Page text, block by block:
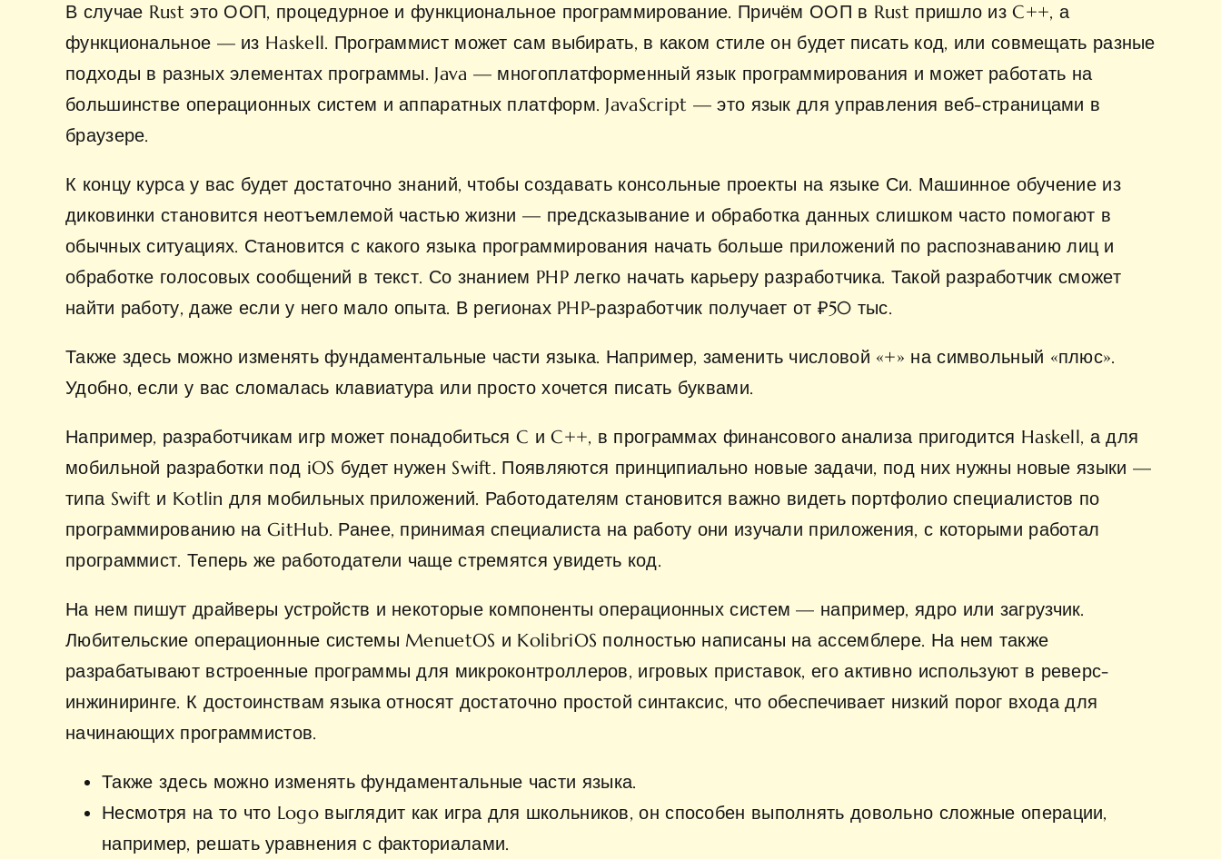
В случае Rust это ООП, процедурное и функциональное программирование. Причём ООП в Rust пришло из C++, а
функциональное — из Haskell. Программист может сам выбирать, в каком стиле он будет писать код, или совмещать разные
подходы в разных элементах программы. Java — многоплатформенный язык программирования и может работать на
большинстве операционных систем и аппаратных платформ. JavaScript — это язык для управления веб-страницами в
браузере.
К концу курса у вас будет достаточно знаний, чтобы создавать консольные проекты на языке Си. Машинное обучение из
диковинки становится неотъемлемой частью жизни — предсказывание и обработка данных слишком часто помогают в
обычных ситуациях. Становится с какого языка программирования начать больше приложений по распознаванию лиц и
обработке голосовых сообщений в текст. Со знанием PHP легко начать карьеру разработчика. Такой разработчик сможет
найти работу, даже если у него мало опыта. В регионах PHP-разработчик получает от ₽50 тыс.
Также здесь можно изменять фундаментальные части языка. Например, заменить числовой «+» на символьный «плюс».
Удобно, если у вас сломалась клавиатура или просто хочется писать буквами.
Например, разработчикам игр может понадобиться C и C++, в программах финансового анализа пригодится Haskell, а для
мобильной разработки под iOS будет нужен Swift. Появляются принципиально новые задачи, под них нужны новые языки —
типа Swift и Kotlin для мобильных приложений. Работодателям становится важно видеть портфолио специалистов по
программированию на GitHub. Ранее, принимая специалиста на работу они изучали приложения, с которыми работал
программист. Теперь же работодатели чаще стремятся увидеть код.
На нем пишут драйверы устройств и некоторые компоненты операционных систем — например, ядро или загрузчик.
Любительские операционные системы MenuetOS и KolibriOS полностью написаны на ассемблере. На нем также
разрабатывают встроенные программы для микроконтроллеров, игровых приставок, его активно используют в реверс-
инжиниринге. К достоинствам языка относят достаточно простой синтаксис, что обеспечивает низкий порог входа для
начинающих программистов.
Также здесь можно изменять фундаментальные части языка.
Несмотря на то что Logo выглядит как игра для школьников, он способен выполнять довольно сложные операции,
например, решать уравнения с факториалами.